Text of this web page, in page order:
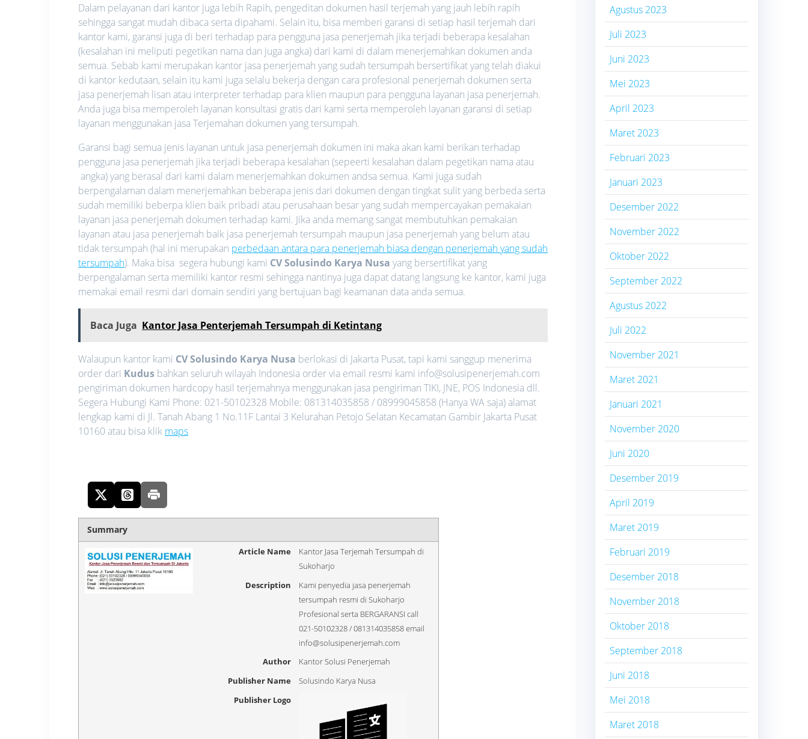
Dalam pelayanan dari kantor juga lebih Rapih, pengeditan dokumen hasil terjemah yang jauh lebih rapih
sehingga sangat mudah dibaca serta dipahami. Selain itu, bisa memberi garansi di setiap hasil terjemah dari
kantor kami, garansi juga di beri terhadap para pengguna jasa penerjemah jika terjadi beberapa kesalahan
(kesalahan ini meliputi pegetikan nama dan juga angka) dari kami di dalam menerjemahkan dokumen anda
semua. Sebab kami merupakan kantor jasa penerjemah yang sudah tersumpah bersertifikat yang telah diakui
di kantor kedutaan, selain itu kami juga selalu bekerja dengan cara profesional penerjemah dokumen serta
jasa penerjemah lisan atau interpreter terhadap para klien maupun para pengguna layanan jasa penerjemah.
Anda juga bisa memperoleh layanan konsultasi gratis dari kami serta memperoleh layanan garansi di setiap
layanan menggunakan jasa Terjemahan dokumen yang tersumpah.
Garansi bagi semua jenis layanan untuk jasa penerjemah dokumen ini maka akan kami berikan terhadap
pengguna jasa penerjemah jika terjadi beberapa kesalahan (sepeerti kesalahan dalam pegetikan nama atau
angka) yang berasal dari kami dalam menerjemahkan dokumen andsa semua. Kami juga sudah
berpengalaman dalam menerjemahkan beberapa jenis dari dokumen dengan tingkat sulit yang berbeda serta
sudah memiliki beberpa klien baik pribadi atau perusahaan besar yang sudah mempercayakan pemakaian
layanan jasa penerjemah dokumen terhadap kami. Jika anda memang sangat membutuhkan pemakaian
layanan atau jasa penerjemah baik jasa penerjemah tersumpah maupun jasa penerjemah yang belum atau
tidak tersumpah (hal ini merupakan perbedaan antara para penerjemah biasa dengan penerjemah yang sudah
tersumpah). Maka bisa segera hubungi kami CV Solusindo Karya Nusa yang bersertifikat yang
berpengalaman serta memiliki kantor resmi sehingga nantinya juga dapat datang langsung ke kantor, kami juga
memakai email resmi dari domain sendiri yang bertujuan bagi keamanan data anda semua.
Baca Juga Kantor Jasa Penterjemah Tersumpah di Ketintang
Walaupun kantor kami CV Solusindo Karya Nusa berlokasi di Jakarta Pusat, tapi kami sanggup menerima
order dari Kudus bahkan seluruh wilayah Indonesia order via email resmi kami info@solusipenerjemah.com
pengiriman dokumen hardcopy hasil terjemahnya menggunakan jasa pengiriman TIKI, JNE, POS Indonesia dll.
Segera Hubungi Kami Phone: 021-50102328 Mobile: 081314035858 / 08999045858 (Hanya WA saja) alamat
lengkap kami di Jl. Tanah Abang 1 No.11F Lantai 3 Kelurahan Petojo Selatan Kecamatan Gambir Jakarta Pusat
10160 atau bisa klik maps
Summary
Article Name
Kantor Jasa Terjemah Tersumpah di
Sukoharjo
Description
Kami penyedia jasa penerjemah
tersumpah resmi di Sukoharjo
Profesional serta BERGARANSI call
021-50102328 / 081314035858 email
info@solusipenerjemah.com
Author
Kantor Solusi Penerjemah
Publisher Name
Solusindo Karya Nusa
Publisher Logo
Agustus 2023
Juli 2023
Juni 2023
Mei 2023
April 2023
Maret 2023
Februari 2023
Januari 2023
Desember 2022
November 2022
Oktober 2022
September 2022
Agustus 2022
Juli 2022
November 2021
Maret 2021
Januari 2021
November 2020
Juni 2020
Desember 2019
April 2019
Maret 2019
Februari 2019
Desember 2018
November 2018
Oktober 2018
September 2018
Juni 2018
Mei 2018
Maret 2018